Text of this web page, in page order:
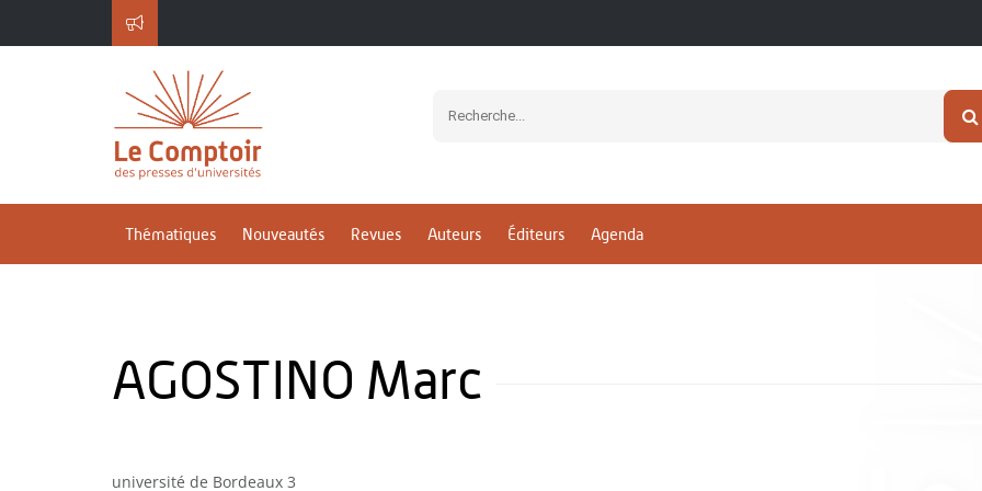
Thématiques Nouveautés Revues Auteurs Éditeurs Agenda
AGOSTINO Marc
université de Bordeaux 3